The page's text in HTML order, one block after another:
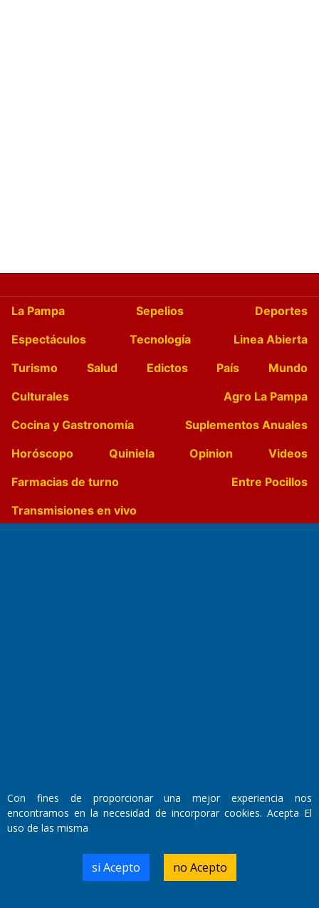
La Pampa Sepelios
Deportes
Espectáculos
Tecnología
Linea Abierta
Turismo
Salud Edictos País
Mundo
Culturales
Agro La Pampa
Cocina y Gastronomía
Suplementos Anuales
Horóscopo
Quiniela Opinion
Videos
Farmacias de turno
Entre Pocillos
Transmisiones en vivo
Propietario: El Diario SRL
Director Periodístico:
Walter René Goñi
Domicilio Legal: José Ingenieros 855,
Santa Rosa, La Pampa.
Con fines de proporcionar una mejor experiencia nos
encontramos en la necesidad de incorporar cookies. Acepta El
uso de las misma
si Acepto no Acepto